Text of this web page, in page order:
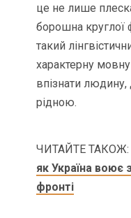
це не лише
борошна
такий
характерну
впізнати людину,
рідною.
ЧИТАЙТЕ ТАКОЖ:
як Україна воює
фронті